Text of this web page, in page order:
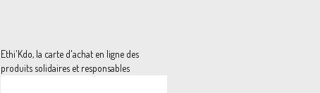
Ethi'Kdo, la carte d'achat en ligne des
produits solidaires et responsables